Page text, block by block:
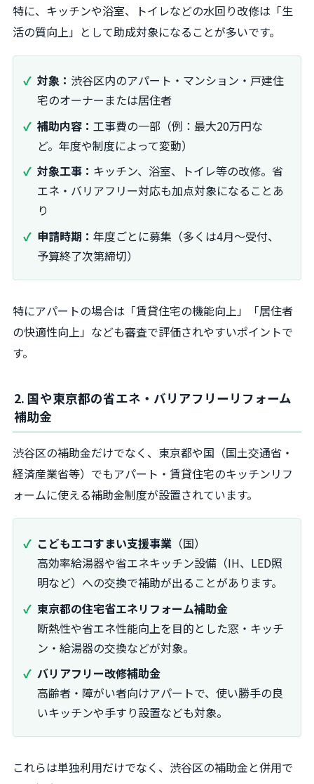
特に、キッチンや浴室、トイレなどの水回り改修は「生
活の質向上」として助成対象になることが多いです。
対象： 渋谷区内のアパート・マンション・戸建住
宅のオーナーまたは居住者
補助内容： 工事費の一部（例：最大20万円な
ど。年度や制度によって変動）
対象工事： キッチン、浴室、トイレ等の改修。省
エネ・バリアフリー対応も加点対象になることあ
り
申請時期： 年度ごとに募集（多くは4月～受付、
予算終了次第締切）
特にアパートの場合は「賃貸住宅の機能向上」「居住者
の快適性向上」なども審査で評価されやすいポイントで
す。
2. 国や東京都の省エネ・バリアフリーリフォーム
補助金
渋谷区の補助金だけでなく、東京都や国（国土交通省・
経済産業省等）でもアパート・賃貸住宅のキッチンリフ
ォームに使える補助金制度が設置されています。
こどもエコすまい支援事業 （国）
高効率給湯器や省エネキッチン設備（IH、LED照
明など）への交換で補助が出ることがあります。
東京都の住宅省エネリフォーム補助金
断熱性や省エネ性能向上を目的とした窓・キッチ
ン・給湯器の交換などが対象。
バリアフリー改修補助金
高齢者・障がい者向けアパートで、使い勝手の良
いキッチンや手すり設置なども対象。
これらは単独利用だけでなく、渋谷区の補助金と併用で